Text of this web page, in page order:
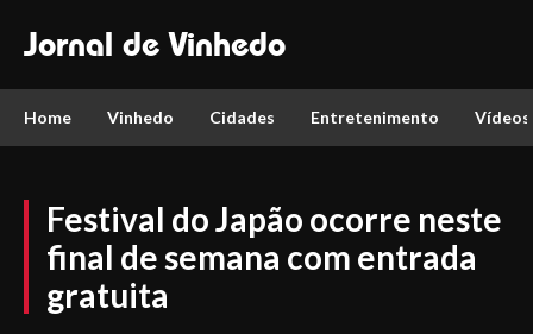
Jornal de Vinhedo
Home Vinhedo Cidades Entretenimento Vídeos
Festival do Japão ocorre neste
final de semana com entrada
gratuita